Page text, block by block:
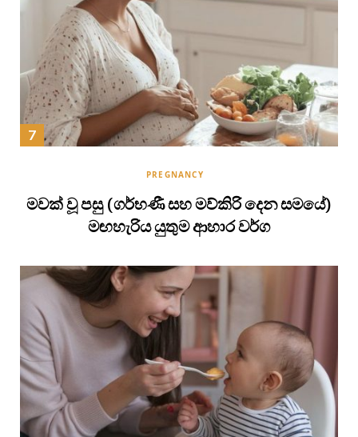
PREGNANCY
මවක් වූ පසු (ගර්භණී සහ මව්කිරි දෙන සමයේ)
මඟහැරිය යුතුම ආහාර වර්ග